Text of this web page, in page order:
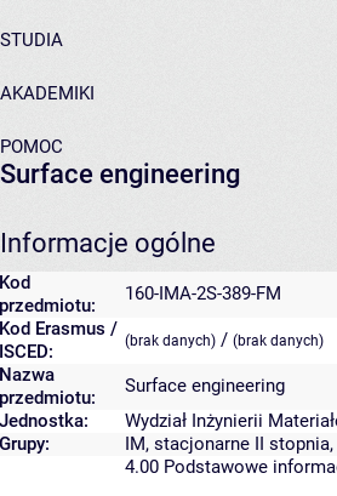
STUDIA
AKADEMIKI
POMOC
Surface engineering
Informacje ogólne
Kod
przedmiotu:
160-IMA-2S-389-FM
Kod Erasmus /
ISCED:
(brak danych) / (brak danych)
Nazwa
przedmiotu:
Surface engineering
Jednostka:
Wydział Inżynierii
Grupy:
IM, stacjonarne II
4.00 Podstawowe